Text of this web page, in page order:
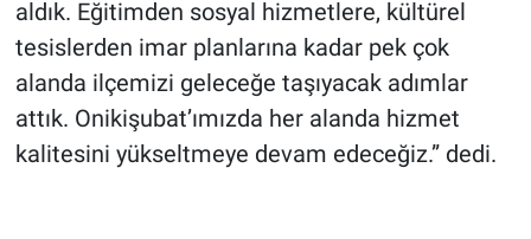
aldık. Eğitimden sosyal hizmetlere, kültürel
tesislerden imar planlarına kadar pek çok
alanda ilçemizi geleceğe taşıyacak adımlar
attık. Onikişubat’ımızda her alanda hizmet
kalitesini yükseltmeye devam edeceğiz.” dedi.